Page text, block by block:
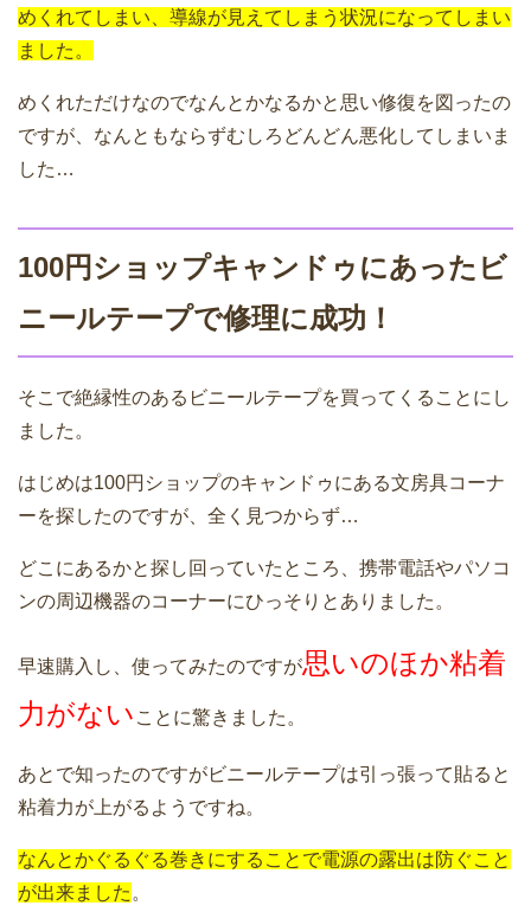
めくれてしまい、導線が見えてしまう状況になってしまい
ました。
めくれただけなのでなんとかなるかと思い修復を図ったの
ですが、なんともならずむしろどんどん悪化してしまいま
した…
100円ショップキャンドゥにあったビ
ニールテープで修理に成功！
そこで絶縁性のあるビニールテープを買ってくることにし
ました。
はじめは100円ショップのキャンドゥにある文房具コーナ
ーを探したのですが、全く見つからず…
どこにあるかと探し回っていたところ、携帯電話やパソコ
ンの周辺機器のコーナーにひっそりとありました。
早速購入し、使ってみたのですが思いのほか粘着
力がない ことに驚きました。
あとで知ったのですがビニールテープは引っ張って貼ると
粘着力が上がるようですね。
なんとかぐるぐる巻きにすることで電源の露出は防ぐこと
が出来ました 。